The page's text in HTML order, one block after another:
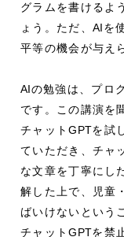
グラムを書けるよ
ょう。ただ、 AIを
平等の機会が与え
AIの勉強は、プロ
です。この講演を
チャットGPTを試
ていただき、チャ
な文章を丁寧にし
解した上で、児童
ばいけないという
チャットGPTを禁